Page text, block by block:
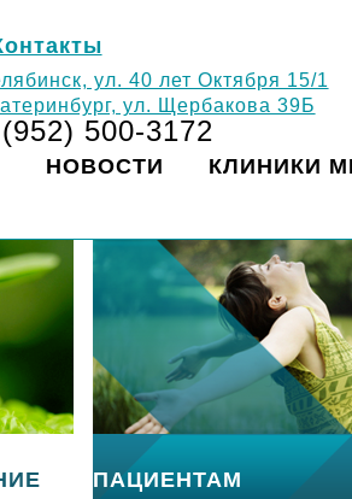
ул. 40 лет Октября 15/1
ул. Щербакова 39Б
500-3172
НОВОСТИ
КЛИНИКИ
ПАЦИЕНТАМ